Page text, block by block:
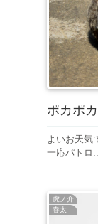
ポカポ
よいお天気
一応パトロ...
虎ノ介
春太